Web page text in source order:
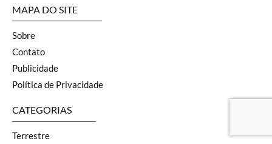
MAPA DO SITE
Sobre
Contato
Publicidade
Política de Privacidade
CATEGORIAS
Terrestre